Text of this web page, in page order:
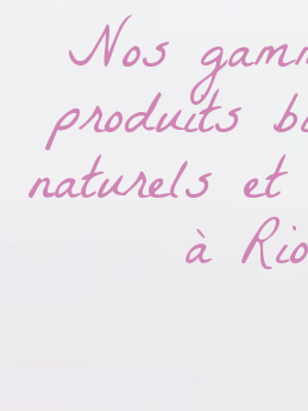
Nos
produits
naturels et
à